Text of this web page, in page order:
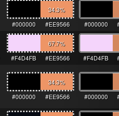
34.3%
#000000
#EE9566 #000000
67.7%
#F4D4FB
#EE9566 #F4D4FB
34.3%
#000000
#EE9566 #000000